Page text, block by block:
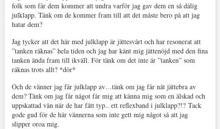
folk som får dem kommer att undra varför jag gav dem en så dålig
julklapp. Tänk om de kommer fram till att det måste bero på att jag
hatar dem?
Jag tycker att det här med julklapp är jättesvårt och har resonerat att
”tanken räknas” hela tiden och jag har känt mig jättenöjd med den fina
tanken ända fram till ikväll. För tänk om det inte är ”tanken” som
räknas trots allt? *dör*
Och de vänner jag får julklapp av…tänk om jag får nåt jättebra av
dem? Tänk om jag får något får mig att känna mig som en älskad och
uppskattad vän när de har fått typ.. ett reflexband i julklapp?!? Tack
gode gud för de här vännerna som inte gett mig någotså att jag
slipper oroa mig.